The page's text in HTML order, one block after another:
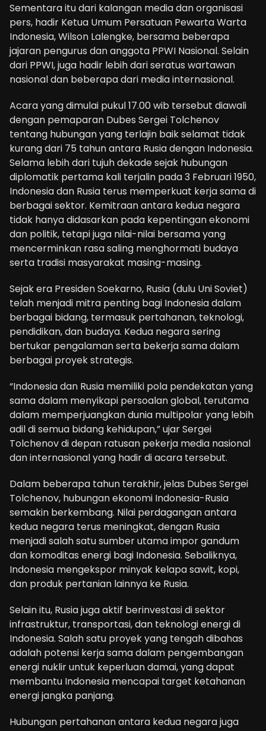
Sementara itu dari kalangan media dan organisasi
pers, hadir Ketua Umum Persatuan Pewarta Warta
Indonesia, Wilson Lalengke, bersama beberapa
jajaran pengurus dan anggota PPWI Nasional. Selain
dari PPWI, juga hadir lebih dari seratus wartawan
nasional dan beberapa dari media internasional.
Acara yang dimulai pukul 17.00 wib tersebut diawali
dengan pemaparan Dubes Sergei Tolchenov
tentang hubungan yang terlajin baik selamat tidak
kurang dari 75 tahun antara Rusia dengan Indonesia.
Selama lebih dari tujuh dekade sejak hubungan
diplomatik pertama kali terjalin pada 3 Februari 1950,
Indonesia dan Rusia terus memperkuat kerja sama di
berbagai sektor. Kemitraan antara kedua negara
tidak hanya didasarkan pada kepentingan ekonomi
dan politik, tetapi juga nilai-nilai bersama yang
mencerminkan rasa saling menghormati budaya
serta tradisi masyarakat masing-masing.
Sejak era Presiden Soekarno, Rusia (dulu Uni Soviet)
telah menjadi mitra penting bagi Indonesia dalam
berbagai bidang, termasuk pertahanan, teknologi,
pendidikan, dan budaya. Kedua negara sering
bertukar pengalaman serta bekerja sama dalam
berbagai proyek strategis.
“Indonesia dan Rusia memiliki pola pendekatan yang
sama dalam menyikapi persoalan global, terutama
dalam memperjuangkan dunia multipolar yang lebih
adil di semua bidang kehidupan,” ujar Sergei
Tolchenov di depan ratusan pekerja media nasional
dan internasional yang hadir di acara tersebut.
Dalam beberapa tahun terakhir, jelas Dubes Sergei
Tolchenov, hubungan ekonomi Indonesia-Rusia
semakin berkembang. Nilai perdagangan antara
kedua negara terus meningkat, dengan Rusia
menjadi salah satu sumber utama impor gandum
dan komoditas energi bagi Indonesia. Sebaliknya,
Indonesia mengekspor minyak kelapa sawit, kopi,
dan produk pertanian lainnya ke Rusia.
Selain itu, Rusia juga aktif berinvestasi di sektor
infrastruktur, transportasi, dan teknologi energi di
Indonesia. Salah satu proyek yang tengah dibahas
adalah potensi kerja sama dalam pengembangan
energi nuklir untuk keperluan damai, yang dapat
membantu Indonesia mencapai target ketahanan
energi jangka panjang.
Hubungan pertahanan antara kedua negara juga